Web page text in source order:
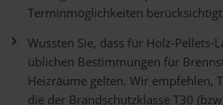
Terminmöglichkeiten
Wussten Sie, dass für Holz-Pellets-
üblichen Bestimmungen für
Heizräume gelten. Wir empfehlen,
die der Brandschutzklasse T30